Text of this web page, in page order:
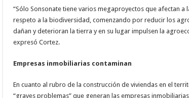
“Sólo Sonsonate tiene varios megaproyectos que afectan a
respeto a la biodiversidad, comenzando por reducir los
dañan y deterioran la tierra y en su lugar impulsen la
expresó Cortez.
Empresas inmobiliarias contaminan
En cuanto al rubro de la construcción de viviendas en el
“graves problemas” que generan las empresas